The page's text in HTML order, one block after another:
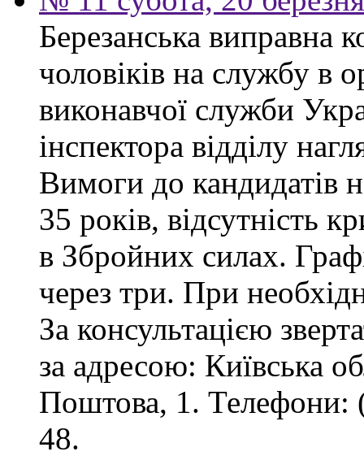
Березанська виправна
чоловіків на службу в
виконавчої служби
інспектора відділу
Вимоги до кандидатів
35 років, відсутність
в Збройних силах.
через три. При
За консультацією
за адресою: Київська
Поштова, 1. Телефони:
48.